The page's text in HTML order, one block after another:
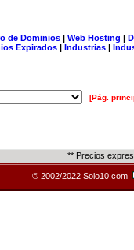
de Dominios| Web Hosting |
Expirados | Industrias |
[Pág.
** Precios
© 2002/2022 Solo10.com